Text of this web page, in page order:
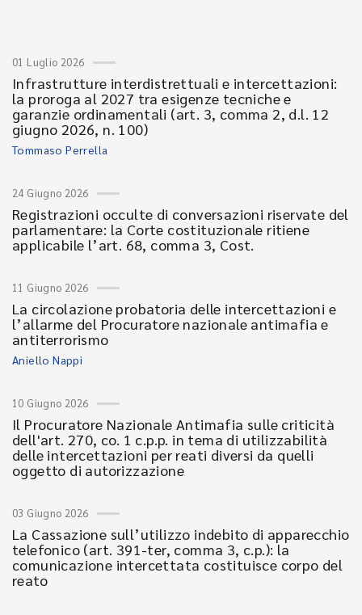
01 Luglio 2026
Infrastrutture interdistrettuali e intercettazioni:
la proroga al 2027 tra esigenze tecniche e
garanzie ordinamentali (art. 3, comma 2, d.l. 12
giugno 2026, n. 100)
Tommaso Perrella
24 Giugno 2026
Registrazioni occulte di conversazioni riservate del
parlamentare: la Corte costituzionale ritiene
applicabile l’art. 68, comma 3, Cost.
11 Giugno 2026
La circolazione probatoria delle intercettazioni e
l’allarme del Procuratore nazionale antimafia e
antiterrorismo
Aniello Nappi
10 Giugno 2026
Il Procuratore Nazionale Antimafia sulle criticità
dell'art. 270, co. 1 c.p.p. in tema di utilizzabilità
delle intercettazioni per reati diversi da quelli
oggetto di autorizzazione
03 Giugno 2026
La Cassazione sull’utilizzo indebito di apparecchio
telefonico (art. 391-ter, comma 3, c.p.): la
comunicazione intercettata costituisce corpo del
reato